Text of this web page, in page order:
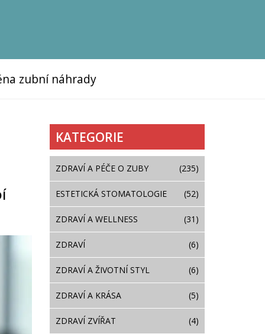
zubní náhrady
KATEGORIE
ZDRAVÍ A PÉČE O ZUBY (235)
ESTETICKÁ STOMATOLOGIE (52)
ZDRAVÍ A WELLNESS (31)
ZDRAVÍ (6)
ZDRAVÍ A ŽIVOTNÍ STYL (6)
ZDRAVÍ A KRÁSA (5)
ZDRAVÍ ZVÍŘAT (4)